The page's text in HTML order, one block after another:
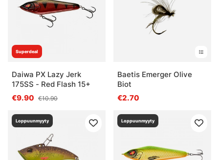
Superdeal
Daiwa PX Lazy Jerk
175SS - Red Flash 15+
€9.90 €10.90
Baetis Emerger Olive
Biot
€2.70
Loppuunmyyty Loppuunmyyty